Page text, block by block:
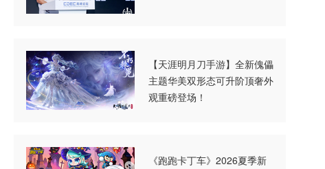
【天涯明月刀手游】全新傀儡
主题华美双形态可升阶顶奢外
观重磅登场！
《跑跑卡丁车》2026夏季新